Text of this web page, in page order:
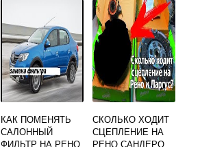
ЛАГУНА 2
КАК ПОМЕНЯТЬ
САЛОННЫЙ
ФИЛЬТР НА РЕНО
СКОЛЬКО ХОДИТ
СЦЕПЛЕНИЕ НА
РЕНО САНДЕРО